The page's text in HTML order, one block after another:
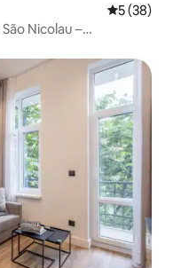
5 de uma
5 (38)
Nicolau –